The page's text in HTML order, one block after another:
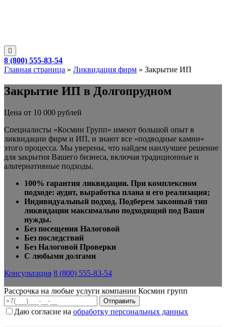
8 (800) 555-83-54
Главная страница » Ликвидация фирм » Закрытие ИП
Закрытие ИП в Долгопрудном
Цена от 10 000 рублей
Специалисты «Космин Групп» имеют большой опыт в
ликвидации фирм и ИП, и знают все «подводные камни»
этого процесса. Мы уверены, что найдем наилучшее решение
для закрытия Вашего бизнеса, включая традиционные и
альтернативные подходы.
100% гарантия ликвидации. При комплексном
подходе: аудит, выработка плана и его реализация;
Индивидуальный подход. Подберем законный тип
ликвидации максимально подходящий под Ваши
нужды.
Без посещения Налоговой
Без последствий
Без Налоговой Проверки
С любыми долгами
Консультация 8 (800) 555-83-54
Рассрочка на любые услуги компании Космин групп
Даю согласие на обработку персональных данных